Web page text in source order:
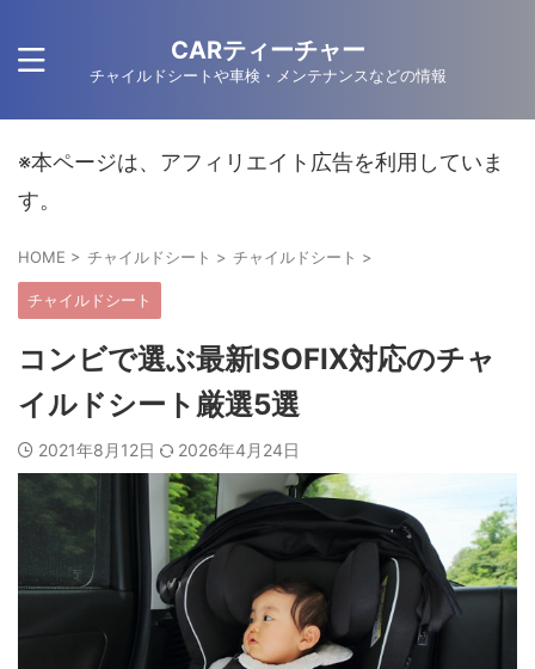
CARティーチャー
チャイルドシートや車検・メンテナンスなどの情報
※本ページは、アフィリエイト広告を利用していま
す。
HOME > チャイルドシート > チャイルドシート >
チャイルドシート
コンビで選ぶ最新ISOFIX対応のチャ
イルドシート厳選5選
2021年8月12日 2026年4月24日